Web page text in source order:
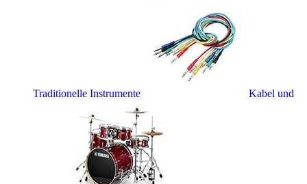
Traditionelle Instrumente Kabel und